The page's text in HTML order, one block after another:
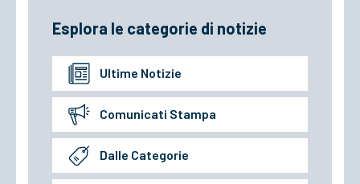
Esplora le categorie di notizie
Ultime Notizie
Comunicati Stampa
Dalle Categorie